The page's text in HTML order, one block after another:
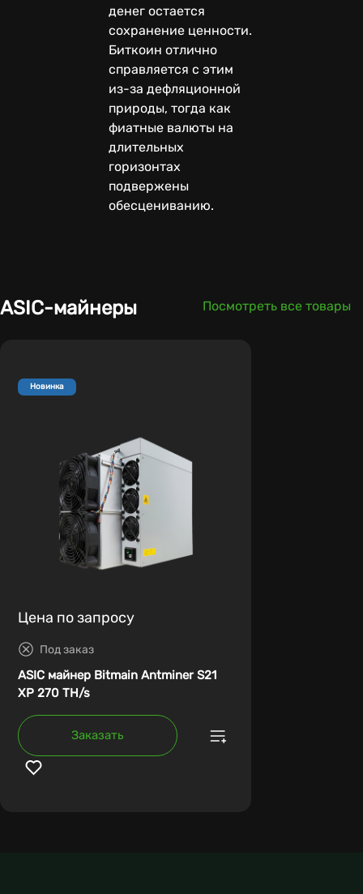
денег остается
сохранение ценности.
Биткоин отлично
справляется с этим
из-за дефляционной
природы, тогда как
фиатные валюты на
длительных
горизонтах
подвержены
обесцениванию.
ASIC-майнеры Посмотреть все товары
Новинка
Цена по запросу
Под заказ
ASIC майнер Bitmain Antminer S21
XP 270 TH/s
Заказать